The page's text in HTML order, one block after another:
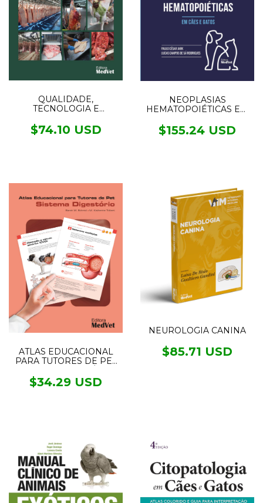
QUALIDADE,
TECNOLOGIA E
$74.10 USD
NEOPLASIAS
HEMATOPOIÉTICAS EM
$155.24 USD
ATLAS EDUCACIONAL
PARA TUTORES DE PET
$34.29 USD
NEUROLOGIA CANINA
$85.71 USD